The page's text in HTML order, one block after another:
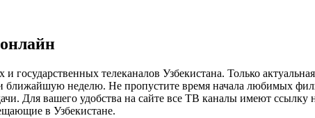
телеканалов Узбекистана. Только
ближайшую неделю. Не пропустите время начала любимых
Для вашего удобства на сайте все ТВ каналы имеют ссылку
в Узбекистане.